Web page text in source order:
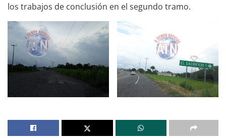
los trabajos de conclusión en el segundo tramo.